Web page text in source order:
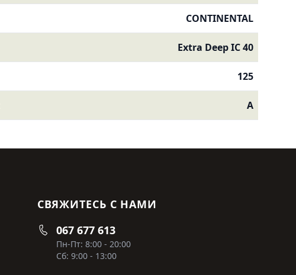
CONTINENTAL
Extra Deep IC 40
125
A
СВЯЖИТЕСЬ С НАМИ
067 677 613
Пн-Пт: 8:00 - 20:00
Сб: 9:00 - 13:00